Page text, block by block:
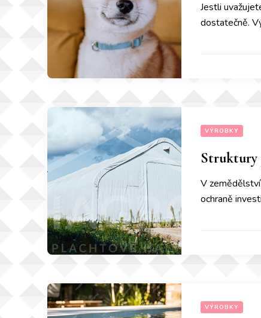
Jestli
dostatečně.
VÝROBKY
Struktury
V
ochraně
VÝROBKY